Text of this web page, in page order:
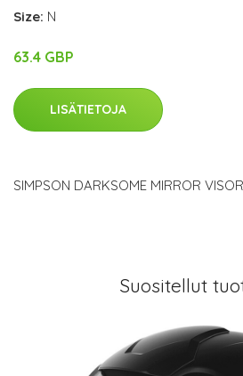
Size: N
63.4 GBP
LISÄTIETOJA
SIMPSON DARKSOME MIRROR VISOR
Suositellut